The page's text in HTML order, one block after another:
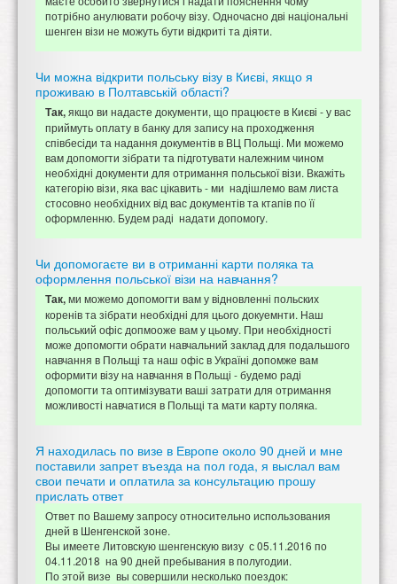
потрібно анулювати робочу візу. Одночасно дві національні
шенген візи не можуть бути відкриті та діяти.
Чи можна відкрити польську візу в Києві, якщо я
проживаю в Полтавській області?
Так,якщо ви надасте документи, що працюєте в Києві - у вас
приймуть оплату в банку для запису на проходження
співбесіди та надання документів в ВЦ Польщі. Ми можемо
вам допомогти зібрати та підготувати належним чином
необхідні документи для отримання польської візи. Вкажіть
категорію візи, яка вас цікавить - ми надішлемо вам листа
стосовно необхідних від вас документів та ктапів по її
оформленню. Будем раді надати допомогу.
Чи допомогаєте ви в отриманні карти поляка та
оформлення польської візи на навчання?
Так,ми можемо допомогти вам у відновленні польских
коренів та зібрати необхідні для цього докуемнти. Наш
польський офіс допмооже вам у цьому. При необхідності
може допомогти обрати навчальний заклад для подальшого
навчання в Польщі та наш офіс в Україні допомже вам
оформити візу на навчання в Польщі - будемо раді
допомогти та оптимізувати ваші затрати для отримання
можливості навчатися в Польщі та мати карту поляка.
Я находилась по визе в Европе около 90 дней и мне
поставили запрет въезда на пол года, я выслал вам
свои печати и оплатила за консультацию прошу
прислать ответ
Ответ по Вашему запросу относительно использования
дней в Шенгенской зоне.
Вы имеете Литовскую шенгенскую визу с 05.11.2016 по
04.11.2018 на 90 дней пребывания в полугодии.
По этой визе вы совершили несколько поездок: